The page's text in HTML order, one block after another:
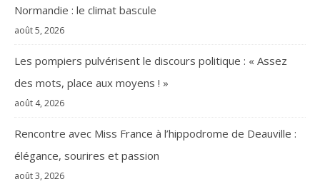
Normandie : le climat bascule
août 5, 2026
Les pompiers pulvérisent le discours politique : « Assez
des mots, place aux moyens ! »
août 4, 2026
Rencontre avec Miss France à l’hippodrome de Deauville :
élégance, sourires et passion
août 3, 2026